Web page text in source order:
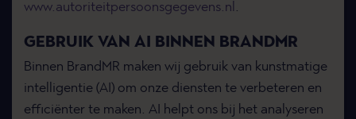
www.autoriteitpersoonsgegevens.nl .
GEBRUIK VAN AI BINNEN BRANDMR
Binnen BrandMR maken wij gebruik van kunstmatige
intelligentie (AI) om onze diensten te verbeteren en
efficiënter te maken. AI helpt ons bij het analyseren